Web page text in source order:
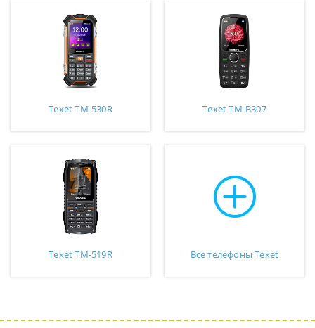
Texet TM-530R Texet TM-B307
Texet TM-519R Все телефоны Texet